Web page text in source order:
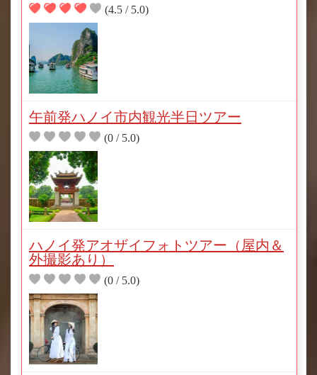
(4.5 / 5.0)
午前発ハノイ市内観光半日ツアー
(0 / 5.0)
ハノイ発アオザイフォトツアー（屋内＆
外撮影あり）
(0 / 5.0)